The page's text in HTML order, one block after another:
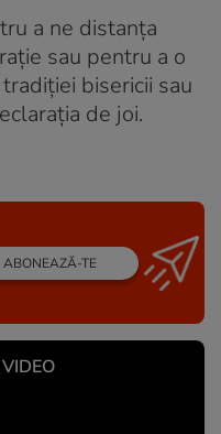
a ne distanța
sau pentru a o
bisericii sau
de joi.
ABONEAZĂ-TE